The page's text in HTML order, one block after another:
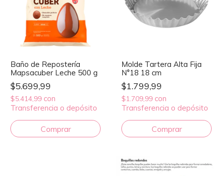
Baño de Repostería
Mapsacuber Leche 500 g
$5.699,99
$5.414,99 con
Transferencia o depósito
Molde Tartera Alta Fija
N°18 18 cm
$1.799,99
$1.709,99 con
Transferencia o depósito